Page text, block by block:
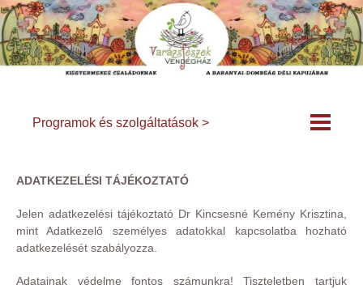
Programok és szolgáltatások >
ADATKEZELÉSI TÁJÉKOZTATÓ
Jelen adatkezelési tájékoztató Dr Kincsesné Kemény Krisztina,
mint Adatkezelő személyes adatokkal kapcsolatba hozható
adatkezelését szabályozza.
Adatainak védelme fontos számunkra! Tiszteletben tartjuk